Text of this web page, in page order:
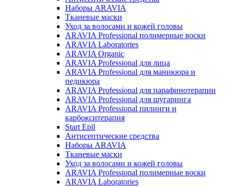
Наборы ARAVIA
Тканевые маски
Уход за волосами и кожей головы
ARAVIA Professional полимерные воски
ARAVIA Laboratories
ARAVIA Organic
ARAVIA Professional для лица
ARAVIA Professional для маникюра и
педикюра
ARAVIA Professional для парафинотерапии
ARAVIA Professional для шугаринга
ARAVIA Professional пилинги и
карбокситерапия
Start Epil
Антисептические средства
Наборы ARAVIA
Тканевые маски
Уход за волосами и кожей головы
ARAVIA Professional полимерные воски
ARAVIA Laboratories